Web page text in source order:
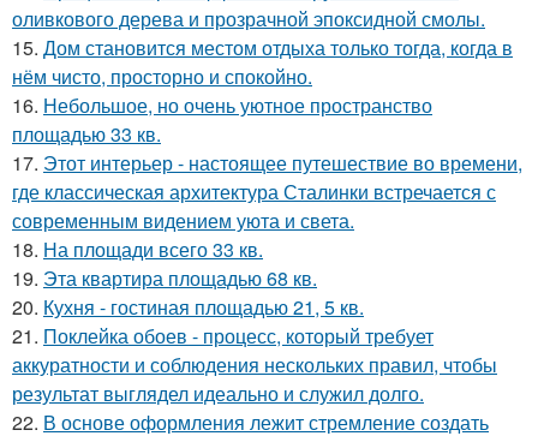
оливкового дерева и прозрачной эпоксидной смолы.
15. Дом становится местом отдыха только тогда, когда в
нём чисто, просторно и спокойно.
16. Небольшое, но очень уютное пространство
площадью 33 кв.
17. Этот интерьер - настоящее путешествие во времени,
где классическая архитектура Сталинки встречается с
современным видением уюта и света.
18. На площади всего 33 кв.
19. Эта квартира площадью 68 кв.
20. Кухня - гостиная площадью 21, 5 кв.
21. Поклейка обоев - процесс, который требует
аккуратности и соблюдения нескольких правил, чтобы
результат выглядел идеально и служил долго.
22. В основе оформления лежит стремление создать